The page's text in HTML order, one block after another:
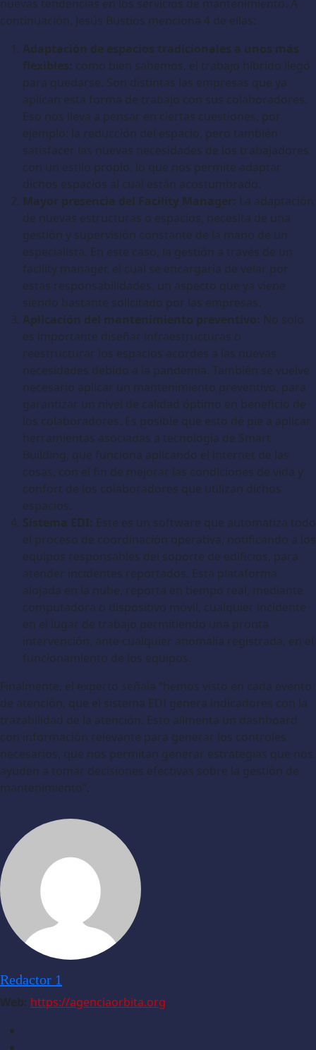
nuevas tendencias en los servicios de mantenimiento. A
continuación, Jesús Bustios menciona 4 de ellas:
Adaptación de espacios tradicionales a unos más
flexibles: como bien sabemos, el trabajo híbrido llegó
para quedarse. Son distintas las empresas que ya
aplican esta forma de trabajo con sus colaboradores.
Eso nos lleva a pensar en ciertas cuestiones, por
ejemplo: la reducción del espacio, pero también
satisfacer las nuevas necesidades de los trabajadores
con un estilo propio, lo que nos permite adaptar
dichos espacios al cual están acostumbrado.
Mayor presencia del Facility Manager: La adaptación
de nuevas estructuras o espacios, necesita de una
gestión y supervisión constante de la mano de un
especialista. En este caso, la gestión a través de un
facility manager, el cual se encargaría de velar por
estas responsabilidades, un aspecto que ya viene
siendo bastante solicitado por las empresas.
Aplicación del mantenimiento preventivo: No solo
es importante diseñar infraestructuras o
reestructurar los espacios acordes a las nuevas
necesidades debido a la pandemia. También se vuelve
necesario aplicar un mantenimiento preventivo, para
garantizar un nivel de calidad óptimo en beneficio de
los colaboradores. Es posible que esto dé pie a aplicar
herramientas asociadas a tecnología de Smart
Building, que funciona aplicando el internet de las
cosas, con el fin de mejorar las condiciones de vida y
confort de los colaboradores que utilizan dichos
espacios.
Sistema EDI: Este es un software que automatiza todo
el proceso de coordinación operativa, notificando a los
equipos responsables del soporte de edificios, para
atender incidentes reportados. Esta plataforma
alojada en la nube, reporta en tiempo real, mediante
computadora o dispositivo móvil, cualquier incidente
en el lugar de trabajo permitiendo una pronta
intervención, ante cualquier anomalía registrada, en el
funcionamiento de los equipos.
Finalmente, el experto señala “hemos visto en cada evento
de atención, que el sistema EDI genera indicadores con la
trazabilidad de la atención. Esto alimenta un dashboard
con información relevante para generar los controles
necesarios, que nos permitan generar estrategias que nos
ayuden a tomar decisiones efectivas sobre la gestión de
mantenimiento”.
Redactor 1
Web: https://agenciaorbita.org